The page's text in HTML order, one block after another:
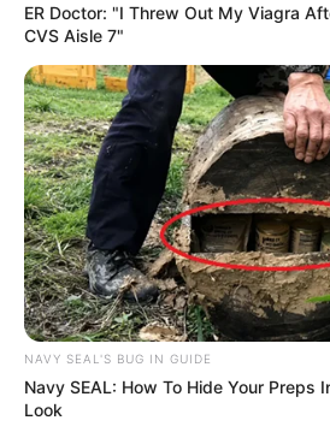
ER Doctor: "I Threw Out My Viagra
CVS Aisle 7"
NAVY SEAL'S BUG IN GUIDE
Navy SEAL: How To Hide Your Preps
Look